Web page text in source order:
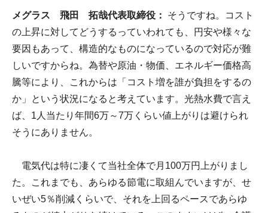
メグラス 飛田 拓哉代表取締役：
そうですね。コスト
の上昇に対してどうするっていわれても、円安や様々な
要因もあって、構造的なものになっているので対応が難
しいですからね。為替や原油・物価、エネルギー価格高
騰等により、これからは「コスト増を誰が負担をするの
か」という状況になると考えています。光熱水費で言え
ば、1人当たり年間6万～7万くらい値上がりは避けられ
そうにありません。
電気代は特に凄くて当社全体で月100万円上がりまし
た。これまでも、あらゆる節電に取組んでいますが、せ
いぜい5％削減くらいで、それを上回るペースであらゆ